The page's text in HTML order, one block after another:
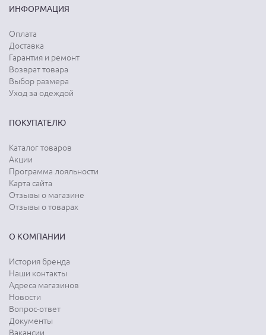
ИНФОРМАЦИЯ
Оплата
Доставка
Гарантия и ремонт
Возврат товара
Выбор размера
Уход за одеждой
ПОКУПАТЕЛЮ
Каталог товаров
Акции
Программа лояльности
Карта сайта
Отзывы о магазине
Отзывы о товарах
О КОМПАНИИ
История бренда
Наши контакты
Адреса магазинов
Новости
Вопрос-ответ
Документы
Вакансии